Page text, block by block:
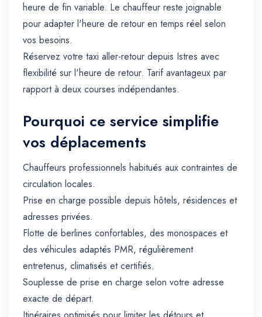
heure de fin variable. Le chauffeur reste joignable
pour adapter l'heure de retour en temps réel selon
vos besoins.
Réservez votre taxi aller-retour depuis Istres avec
flexibilité sur l'heure de retour. Tarif avantageux par
rapport à deux courses indépendantes.
Pourquoi ce service simplifie
vos déplacements
Chauffeurs professionnels habitués aux contraintes de
circulation locales.
Prise en charge possible depuis hôtels, résidences et
adresses privées.
Flotte de berlines confortables, des monospaces et
des véhicules adaptés PMR, régulièrement
entretenus, climatisés et certifiés.
Souplesse de prise en charge selon votre adresse
exacte de départ.